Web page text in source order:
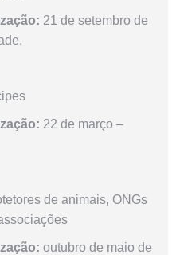
21 de setembro de
22 de março –
de animais, ONGs
outubro de maio de